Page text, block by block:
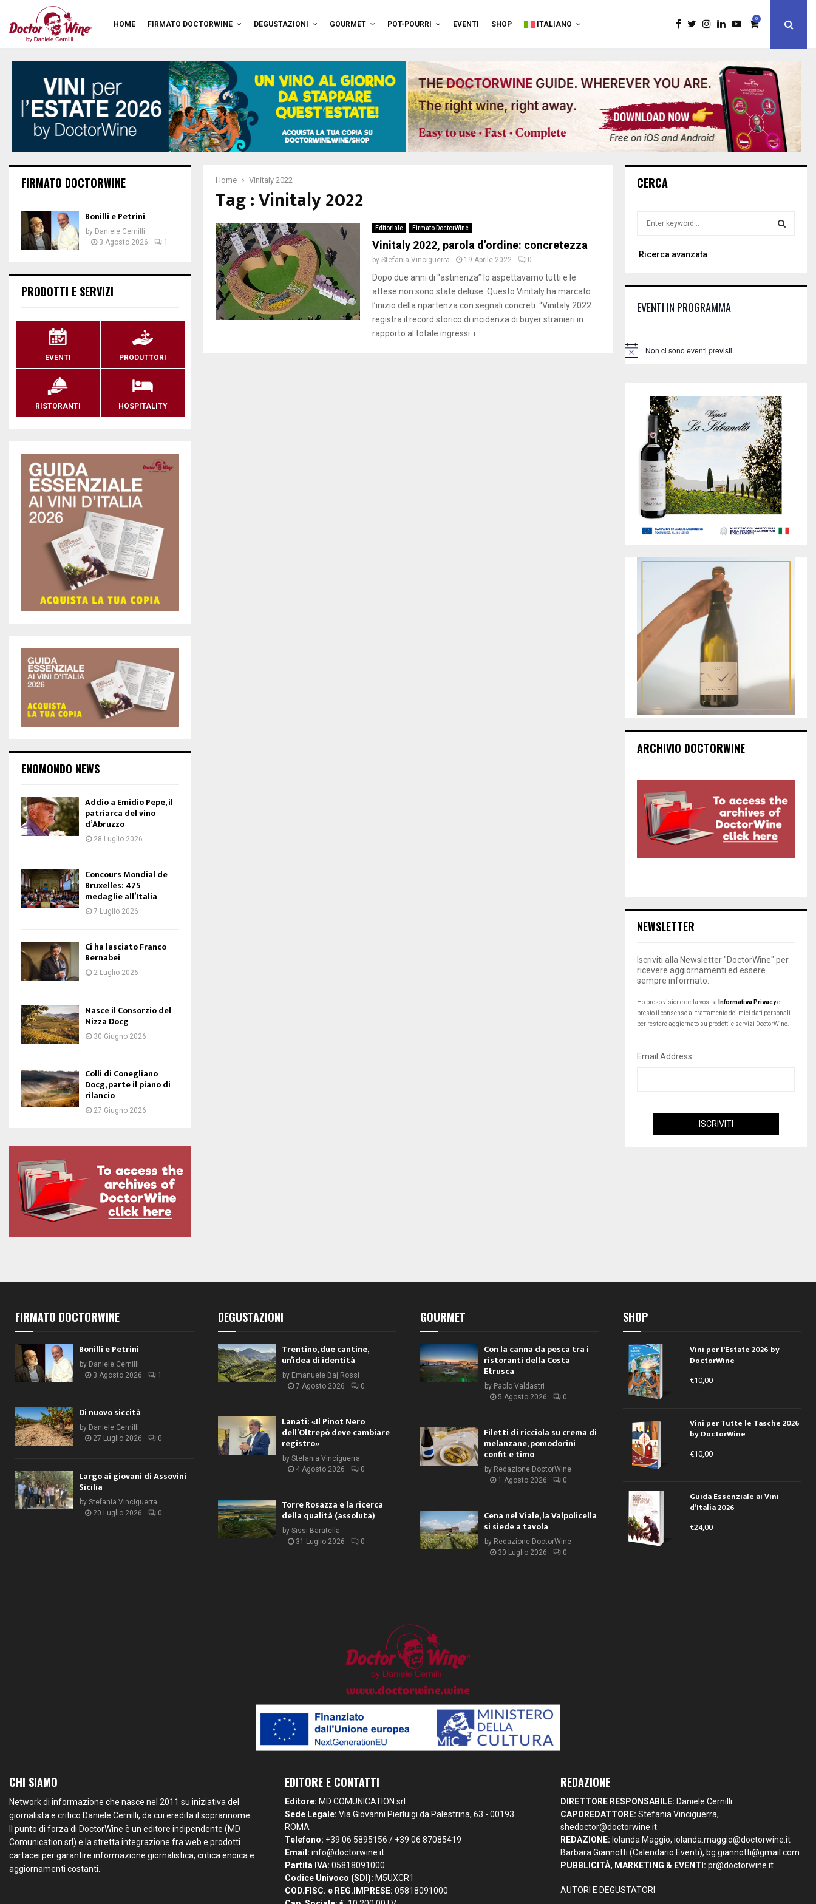
HOME FIRMATO DOCTORWINE DEGUSTAZIONI GOURMET POT-POURRI EVENTI SHOP ITALIANO
0
Home Vinitaly 2022
Tag : Vinitaly 2022
Editoriale Firmato DoctorWine
Vinitaly 2022, parola d’ordine: concretezza
by Stefania Vinciguerra 19 Aprile 2022 0
Dopo due anni di “astinenza” lo aspettavamo tutti e le
attese non sono state deluse. Questo Vinitaly ha marcato
l’inizio della ripartenza con segnali concreti. “Vinitaly 2022
registra il record storico di incidenza di buyer stranieri in
rapporto al totale ingressi: i...
FIRMATO DOCTORWINE
Bonilli e Petrini
by Daniele Cernilli
3 Agosto 2026
1
PRODOTTI E SERVIZI
EVENTI PRODUTTORI
RISTORANTI HOSPITALITY
ENOMONDO NEWS
Addio a Emidio Pepe, il
patriarca del vino
d’Abruzzo
28 Luglio 2026
Concours Mondial de
Bruxelles: 475
medaglie all’Italia
7 Luglio 2026
Ci ha lasciato Franco
Bernabei
2 Luglio 2026
Nasce il Consorzio del
Nizza Docg
30 Giugno 2026
Colli di Conegliano
Docg, parte il piano di
rilancio
27 Giugno 2026
CERCA
r
o
Ricerca avanzata
EVENTI IN PROGRAMMA
N
Non ci sono eventi previsti.
ARCHIVIO DOCTORWINE
NEWSLETTER
Iscriviti alla Newsletter "DoctorWine" per
ricevere aggiornamenti ed essere
sempre informato.
Ho preso visione della vostra Informativa Privacye
presto il consenso al trattamento dei miei dati personali
per restare aggiornato su prodotti e servizi DoctorWine.
Email Address
FIRMATO DOCTORWINE
Bonilli e Petrini
by Daniele Cernilli
3 Agosto 2026
1
Di nuovo siccità
by Daniele Cernilli
27 Luglio 2026
0
Largo ai giovani di Assovini
Sicilia
by Stefania Vinciguerra
20 Luglio 2026
0
DEGUSTAZIONI
Trentino, due cantine,
un’idea di identità
by Emanuele Baj Rossi
7 Agosto 2026
0
Lanati: «Il Pinot Nero
dell’Oltrepò deve cambiare
registro»
by Stefania Vinciguerra
4 Agosto 2026
0
Torre Rosazza e la ricerca
della qualità (assoluta)
by Sissi Baratella
31 Luglio 2026
0
GOURMET
Con la canna da pesca tra i
ristoranti della Costa
Etrusca
by Paolo Valdastri
5 Agosto 2026
0
Filetti di ricciola su crema di
melanzane, pomodorini
confit e timo
by Redazione DoctorWine
1 Agosto 2026
0
Cena nel Viale, la Valpolicella
si siede a tavola
by Redazione DoctorWine
30 Luglio 2026
0
SHOP
Vini per l'Estate 2026 by
DoctorWine
€10,00
Vini per Tutte le Tasche 2026
by DoctorWine
€10,00
Guida Essenziale ai Vini
d’Italia 2026
€24,00
CHI SIAMO
Network di informazione che nasce nel 2011 su iniziativa del
giornalista e critico Daniele Cernilli, da cui eredita il soprannome.
Il punto di forza di DoctorWine è un editore indipendente (MD
Comunication srl) e la stretta integrazione fra web e prodotti
cartacei per garantire informazione giornalistica, critica enoica e
aggiornamenti costanti.
EDITORE E CONTATTI
Editore: MD COMUNICATION srl
Sede Legale: Via Giovanni Pierluigi da Palestrina, 63 - 00193
ROMA
Telefono: +39 06 5895156 / +39 06 87085419
Email: info@doctorwine.it
Partita IVA: 05818091000
Codice Univoco (SDI): M5UXCR1
COD.FISC. e REG.IMPRESE: 05818091000
REDAZIONE
DIRETTORE RESPONSABILE: Daniele Cernilli
CAPOREDATTORE: Stefania Vinciguerra,
shedoctor@doctorwine.it
REDAZIONE: Iolanda Maggio,iolanda.maggio@doctorwine.it
Barbara Giannotti (Calendario Eventi), bg.giannotti@gmail.com
PUBBLICITÀ, MARKETING & EVENTI: pr@doctorwine.it
AUTORI E DEGUSTATORI